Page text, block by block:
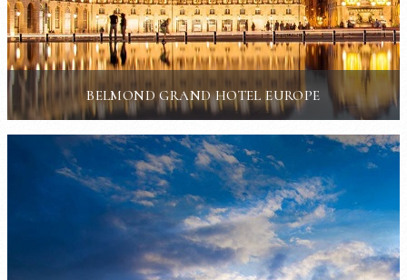
BELMOND GRAND HOTEL EUROPE